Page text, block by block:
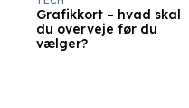
Grafikkort – hvad skal
du overveje før du
vælger?